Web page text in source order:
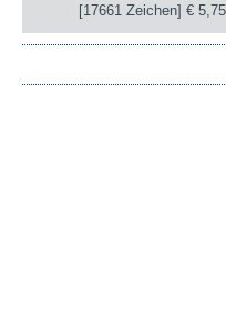
[17661 Zeichen]€ 5,75